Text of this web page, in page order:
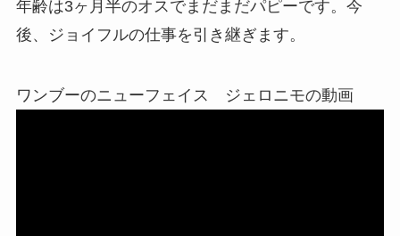
年齢は3ヶ月半のオスでまだまだパピーです。今
後、ジョイフルの仕事を引き継ぎます。
ワンブーのニューフェイス ジェロニモの動画